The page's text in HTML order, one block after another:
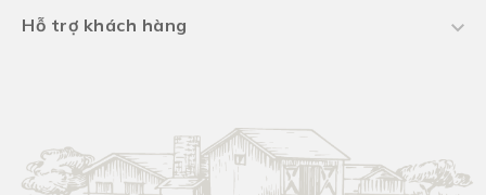
Hỗ trợ khách hàng